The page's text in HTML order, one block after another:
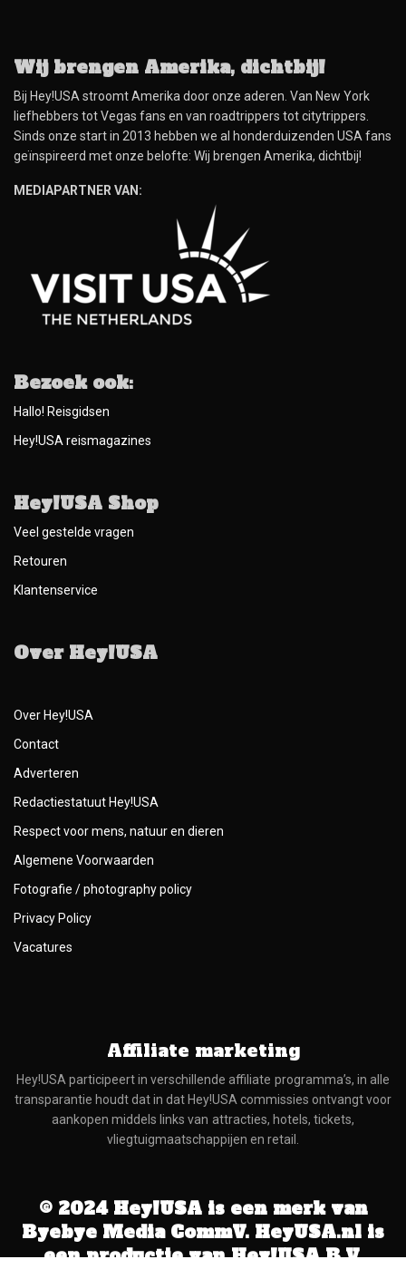
Wij brengen Amerika, dichtbij!
Bij Hey!USA stroomt Amerika door onze aderen. Van New York
liefhebbers tot Vegas fans en van roadtrippers tot citytrippers.
Sinds onze start in 2013 hebben we al honderduizenden USA fans
geïnspireerd met onze belofte: Wij brengen Amerika, dichtbij!
MEDIAPARTNER VAN:
Bezoek ook:
Hallo! Reisgidsen
Hey!USA reismagazines
Hey!USA Shop
Veel gestelde vragen
Retouren
Klantenservice
Over Hey!USA
Over Hey!USA
Contact
Adverteren
Redactiestatuut Hey!USA
Respect voor mens, natuur en dieren
Algemene Voorwaarden
Fotografie / photography policy
Privacy Policy
Vacatures
Affiliate marketing
Hey!USA participeert in verschillende affiliate programma’s, in alle
transparantie houdt dat in dat Hey!USA commissies ontvangt voor
aankopen middels links van attracties, hotels, tickets,
vliegtuigmaatschappijen en retail.
© 2024 Hey!USA is een merk van
Byebye Media CommV. HeyUSA.nl is
een productie van Hey!USA B.V.